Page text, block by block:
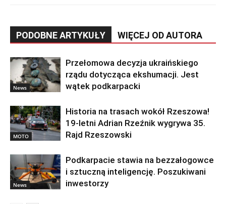
PODOBNE ARTYKUŁY WIĘCEJ OD AUTORA
News
Przełomowa decyzja ukraińskiego
rządu dotycząca ekshumacji. Jest
wątek podkarpacki
MOTO
Historia na trasach wokół Rzeszowa!
19-letni Adrian Rzeźnik wygrywa 35.
Rajd Rzeszowski
News
Podkarpacie stawia na bezzałogowce
i sztuczną inteligencję. Poszukiwani
inwestorzy